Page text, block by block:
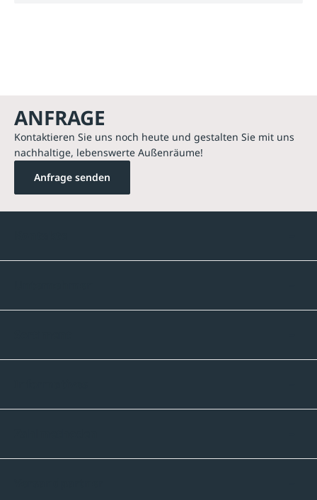
ANFRAGE
Kontaktieren Sie uns noch heute und gestalten Sie mit uns
nachhaltige, lebenswerte Außenräume!
Anfrage senden